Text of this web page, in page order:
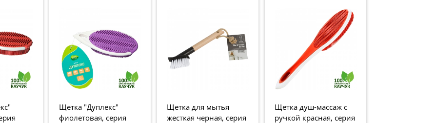
Щетка "Дуплекс"
фиолетовая, серия
Щетка для мытья
жесткая черная, серия
Щетка душ-массаж с
ручкой красная, серия